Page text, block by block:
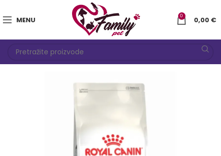
MENU 0 0,00 €